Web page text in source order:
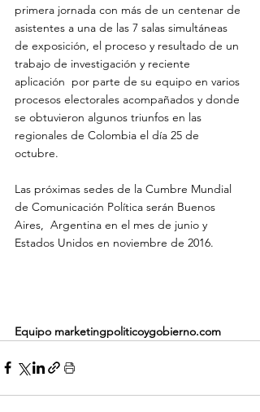
primera jornada con más de un centenar de
asistentes a una de las 7 salas simultáneas
de exposición, el proceso y resultado de un
trabajo de investigación y reciente
aplicación  por parte de su equipo en varios
procesos electorales acompañados y donde
se obtuvieron algunos triunfos en las
regionales de Colombia el día 25 de
octubre.
Las próximas sedes de la Cumbre Mundial
de Comunicación Política serán Buenos
Aires,  Argentina en el mes de junio y
Estados Unidos en noviembre de 2016.
Equipo marketingpoliticoygobierno.com